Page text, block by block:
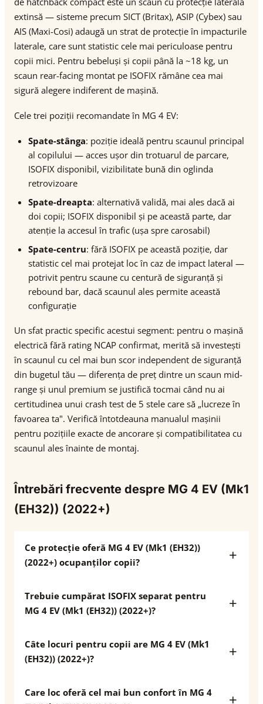
extinsă — sisteme precum SICT (Britax), ASIP (Cybex) sau
AIS (Maxi-Cosi) adaugă un strat de protecție în impacturile
laterale, care sunt statistic cele mai periculoase pentru
copii mici. Pentru bebeluși și copii până la ~18 kg, un
scaun rear-facing montat pe ISOFIX rămâne cea mai
sigură alegere indiferent de mașină.
Cele trei poziții recomandate în MG 4 EV:
Spate-stânga: poziție ideală pentru scaunul principal
al copilului — acces ușor din trotuarul de parcare,
ISOFIX disponibil, vizibilitate bună din oglinda
retrovizoare
Spate-dreapta: alternativă validă, mai ales dacă ai
doi copii; ISOFIX disponibil și pe această parte, dar
atenție la accesul în trafic (ușa spre carosabil)
Spate-centru: fără ISOFIX pe această poziție, dar
statistic cel mai protejat loc în caz de impact lateral —
potrivit pentru scaune cu centură de siguranță și
rebound bar, dacă scaunul ales permite această
configurație
Un sfat practic specific acestui segment: pentru o mașină
electrică fără rating NCAP confirmat, merită să investești
în scaunul cu cel mai bun scor independent de siguranță
din bugetul tău — diferența de preț dintre un scaun mid-
range și unul premium se justifică tocmai când nu ai
certitudinea unui crash test de 5 stele care să „lucreze în
favoarea ta". Verifică întotdeauna manualul mașinii
pentru pozițiile exacte de ancorare și compatibilitatea cu
scaunul ales înainte de montaj.
Întrebări frecvente despre MG 4 EV (Mk1
(EH32)) (2022+)
Ce protecție oferă MG 4 EV (Mk1 (EH32))
(2022+) ocupanților copii?
Trebuie cumpărat ISOFIX separat pentru
MG 4 EV (Mk1 (EH32)) (2022+)?
Câte locuri pentru copii are MG 4 EV (Mk1
(EH32)) (2022+)?
Care loc oferă cel mai bun confort în MG 4